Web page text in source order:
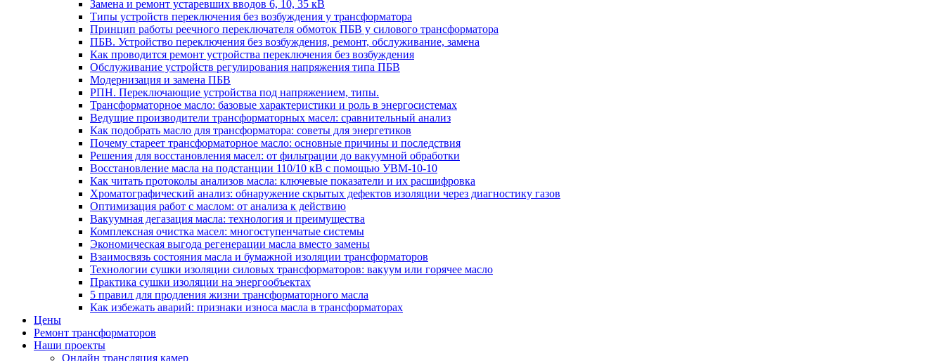
Замена и ремонт устаревших вводов 6, 10, 35 кВ
Типы устройств переключения без возбуждения у трансформатора
Принцип работы реечного переключателя обмоток ПБВ у силового трансформатора
ПБВ. Устройство переключения без возбуждения, ремонт, обслуживание, замена
Как проводится ремонт устройства переключения без возбуждения
Обслуживание устройств регулирования напряжения типа ПБВ
Модернизация и замена ПБВ
РПН. Переключающие устройства под напряжением, типы.
Трансформаторное масло: базовые характеристики и роль в энергосистемах
Ведущие производители трансформаторных масел: сравнительный анализ
Как подобрать масло для трансформатора: советы для энергетиков
Почему стареет трансформаторное масло: основные причины и последствия
Решения для восстановления масел: от фильтрации до вакуумной обработки
Восстановление масла на подстанции 110/10 кВ с помощью УВМ-10-10
Как читать протоколы анализов масла: ключевые показатели и их расшифровка
Хроматографический анализ: обнаружение скрытых дефектов изоляции через диагностику газов
Оптимизация работ с маслом: от анализа к действию
Вакуумная дегазация масла: технология и преимущества
Комплексная очистка масел: многоступенчатые системы
Экономическая выгода регенерации масла вместо замены
Взаимосвязь состояния масла и бумажной изоляции трансформаторов
Технологии сушки изоляции силовых трансформаторов: вакуум или горячее масло
Практика сушки изоляции на энергообъектах
5 правил для продления жизни трансформаторного масла
Как избежать аварий: признаки износа масла в трансформаторах
Цены
Ремонт трансформаторов
Наши проекты
Онлайн трансляция камер